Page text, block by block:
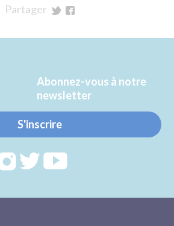
Partager
Twitter
Facebook
Abonnez-vous à notre
newsletter
S'inscrire
RejoignezRejoignezRejoignez